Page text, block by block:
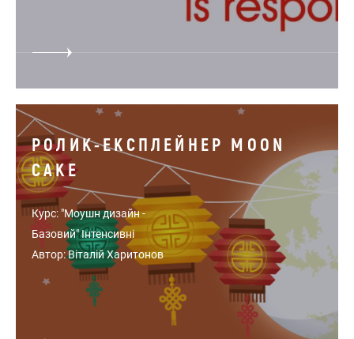
РОЛИК-ЕКСПЛЕЙНЕР MOON
CAKE
Курс: "Моушн дизайн -
Базовий" Інтенсивні
Автор: Віталій Харитонов